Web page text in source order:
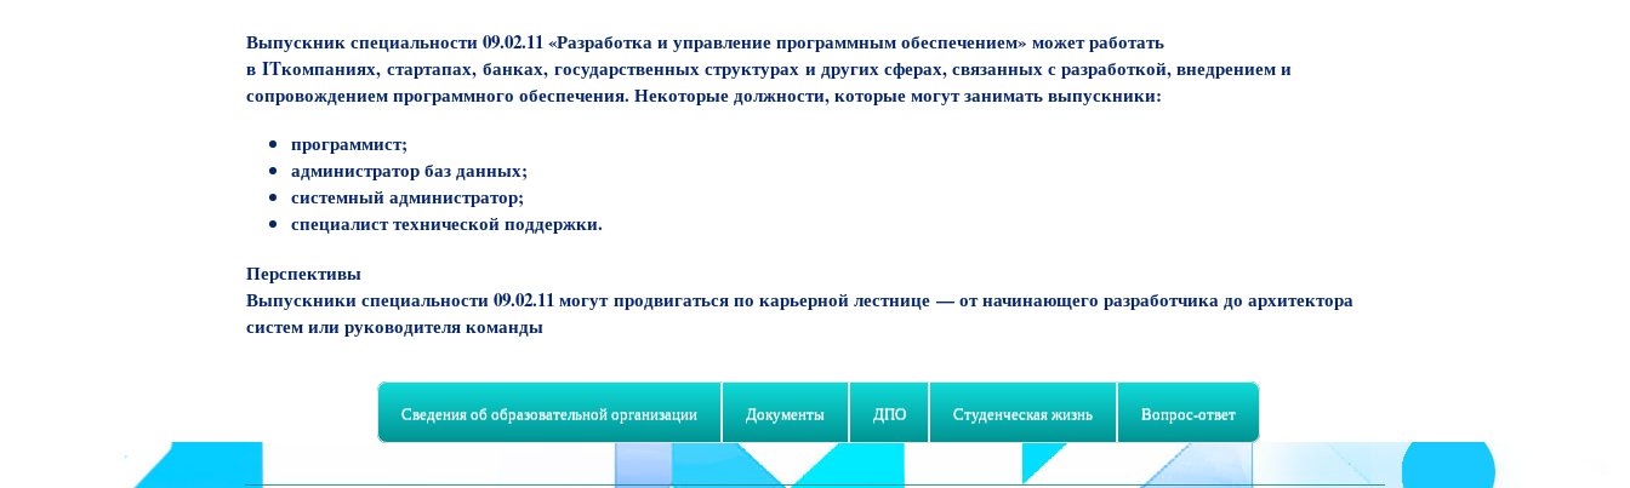
Выпускник специальности09.02.11 «Разработка и управление программным обеспечением» может работать
в ITкомпаниях, стартапах, банках, государственных структурах и других сферах, связанных с разработкой, внедрением и
сопровождением программного обеспечения. Некоторые должности, которые могут занимать выпускники:
программист;
администратор баз данных;
системный администратор;
специалист технической поддержки.
Перспективы
Выпускники специальности 09.02.11 могутпродвигаться по карьерной лестнице — от начинающего разработчика до архитектора
систем или руководителя команды
Сведения об образовательной организации Документы ДПО Студенческая жизнь Вопрос-ответ